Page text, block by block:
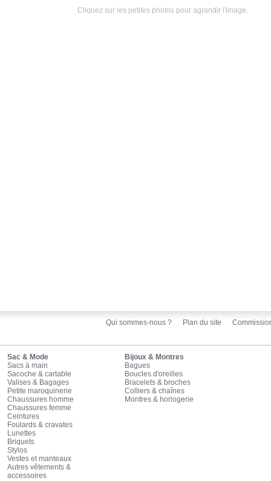
Cliquez sur les petites photos pour agrandir l'image.
Qui sommes-nous ? Plan du site
Sac & Mode
Sacs à main
Sacoche & cartable
Valises & Bagages
Petite maroquinerie
Chaussures homme
Chaussures femme
Ceintures
Foulards & cravates
Lunettes
Briquets
Stylos
Vestes et manteaux
Autres vêtements &
accessoires
Bijoux & Montres
Bagues
Boucles d'oreilles
Bracelets & broches
Colliers & chaînes
Montres & horlogerie